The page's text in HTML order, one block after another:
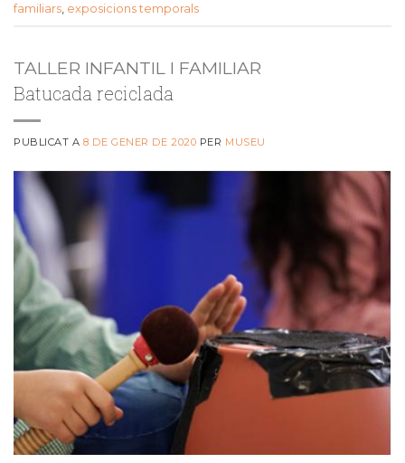
familiars exposicions temporals
TALLER INFANTIL I FAMILIAR
Batucada reciclada
PUBLICAT A8 DE GENER DE 2020 PER MUSEU